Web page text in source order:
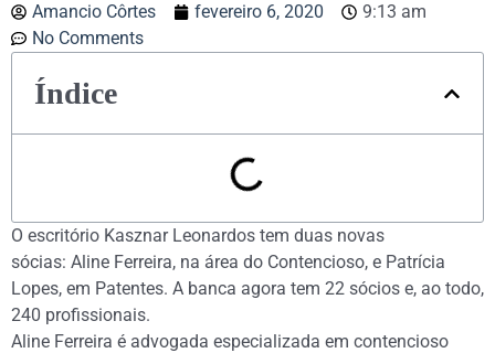
Amancio Côrtes fevereiro 6, 2020
9:13 am
No Comments
Índice
O escritório Kasznar Leonardos tem duas novas
sócias: Aline Ferreira, na área do Contencioso, e Patrícia
Lopes, em Patentes. A banca agora tem 22 sócios e, ao todo,
240 profissionais.
Aline Ferreira é advogada especializada em contencioso